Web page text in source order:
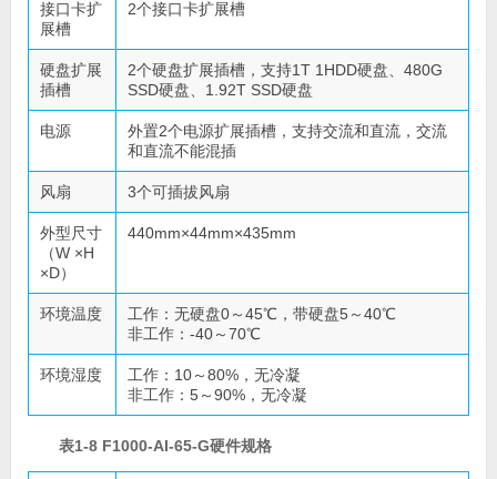
接口卡扩
展槽
2个接口卡扩展槽
硬盘扩展
插槽
2个硬盘扩展插槽，支持1T 1HDD硬盘、480G
SSD硬盘、1.92T SSD硬盘
电源
外置2个电源扩展插槽，支持交流和直流，交流
和直流不能混插
风扇 3个可插拔风扇
外型尺寸
（W ×H
×D）
440mm×44mm×435mm
环境温度
工作：无硬盘0～45℃，带硬盘5～40℃
非工作：-40～70℃
环境湿度
工作：10～80%，无冷凝
非工作：5～90%，无冷凝
表1-8 F1000-AI-65-G硬件规格